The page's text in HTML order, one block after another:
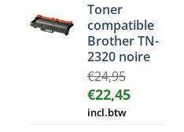
était :
€24,95.€22,45.
Toner
compatible
Brother TN-
2320 noire
€24,95
Le
prix
€22,45Le
incl.btw